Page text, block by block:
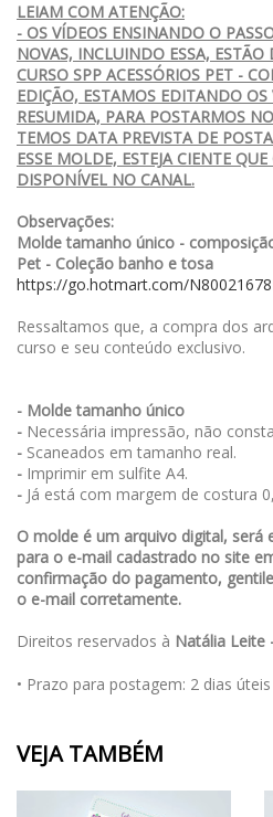
LEIAM COM ATENÇÃO:
- OS VÍDEOS ENSINANDO O
NOVAS, INCLUINDO ESSA,
CURSO SPP ACESSÓRIOS PET -
EDIÇÃO, ESTAMOS EDITANDO
RESUMIDA, PARA POSTARMOS
TEMOS DATA PREVISTA DE
ESSE MOLDE, ESTEJA CIENTE
DISPONÍVEL NO CANAL.
Observações:
Molde tamanho único -
Pet - Coleção banho e tosa
https://go.hotmart.com/
Ressaltamos que, a compra dos
curso e seu conteúdo exclusivo.
- Molde tamanho único
- Necessária impressão, não
- Scaneados em tamanho real.
- Imprimir em sulfite A4.
- Já está com margem de costura
O molde é um arquivo digital,
para o e-mail cadastrado no site
confirmação do pagamento,
o e-mail corretamente.
Direitos reservados à Natália Leite
• Prazo para postagem: 2 dias úteis
VEJA TAMBÉM